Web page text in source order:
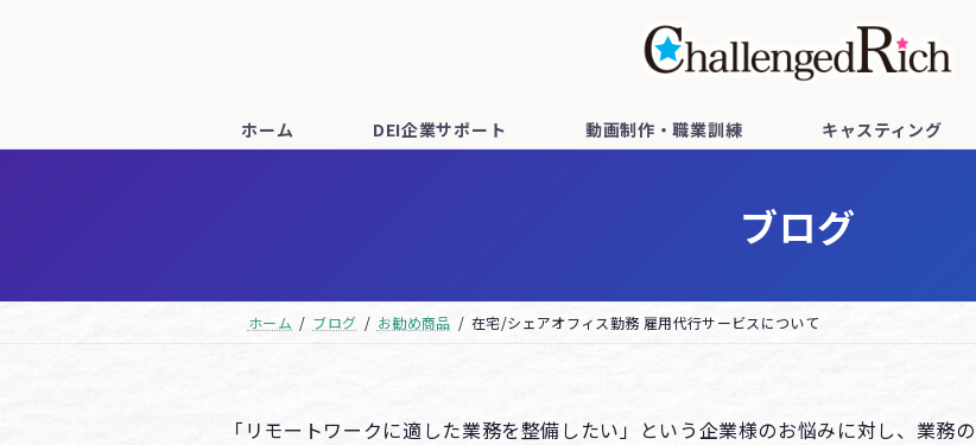
ツ
ッ
シ
移
ホーム DEI企業サポート 動画制作・職業訓練 キャスティング
ブログ
ホーム ブログ お勧め商品 在宅/シェアオフィス勤務 雇用代行サービスについて
「リモートワークに適した業務を整備したい」という企業様のお悩みに対し、業務の